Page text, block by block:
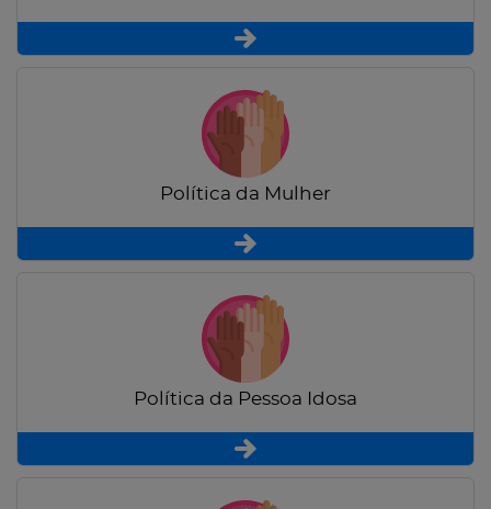
Política da Mulher
Política da Pessoa Idosa